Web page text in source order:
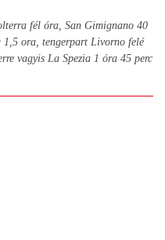
fél óra, San Gimignano 40
1,5 ora, tengerpart Livorno felé
vagyis La Spezia 1 óra 45 perc